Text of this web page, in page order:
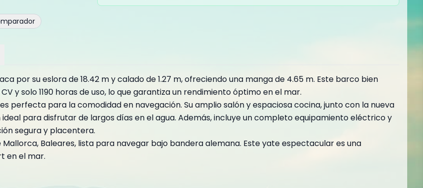
por su eslora de 18.42 m y calado de 1.27 m, ofreciendo una manga de 4.65 m. Este barco bien
y solo 1190 horas de uso, lo que garantiza un rendimiento óptimo en el mar.
perfecta para la comodidad en navegación. Su amplio salón y espaciosa cocina, junto con la nueva
para disfrutar de largos días en el agua. Además, incluye un completo equipamiento eléctrico y
segura y placentera.
Baleares, lista para navegar bajo bandera alemana. Este yate espectacular es una
en el mar.